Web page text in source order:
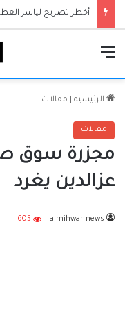
أخطر تصريح لياسر
الرئيسية مقالات
مقالات
مجزرة سوق
عزالدين يغرد
almihwar news
605